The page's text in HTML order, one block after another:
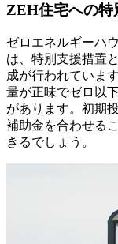
ZEH住宅への特
ゼロエネルギーハ
は、特別支援措置
成が行われていま
量が正味でゼロ以
があります。初期
補助金を合わせる
きるでしょう。